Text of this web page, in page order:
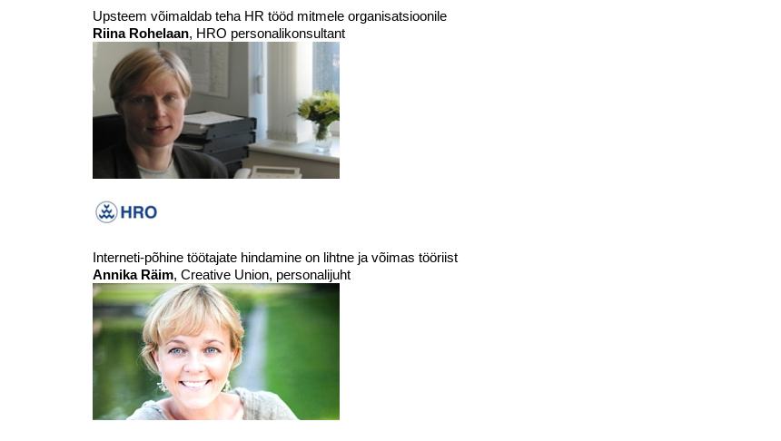
Upsteem võimaldab teha HR tööd mitmele organisatsioonile
Riina Rohelaan, HRO personalikonsultant
Interneti-põhine töötajate hindamine on lihtne ja võimas tööriist
Annika Räim, Creative Union, personalijuht